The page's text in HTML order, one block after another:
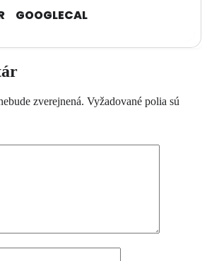
GOOGLECAL
zverejnená. Vyžadované polia sú